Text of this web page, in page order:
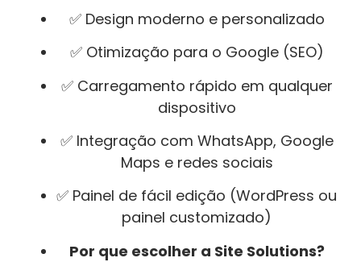
✅ Design moderno e personalizado
✅ Otimização para o Google (SEO)
✅ Carregamento rápido em qualquer
dispositivo
✅ Integração com WhatsApp, Google
Maps e redes sociais
✅ Painel de fácil edição (WordPress ou
painel customizado)
Por que escolher a Site Solutions?